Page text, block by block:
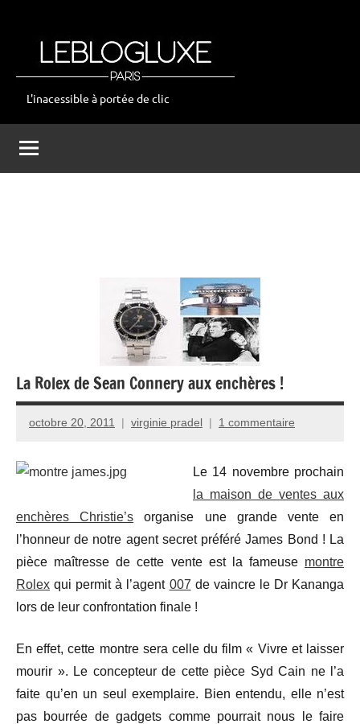
leblogluxe
L'inacessible à portée de clic
La Rolex de Sean Connery aux enchères !
octobre 20, 2011 virginie pradel 1 commentaire
Le 14 novembre prochain
la maison de ventes aux
enchères Christie’s organise une grande vente en
l’honneur de notre agent secret préféré James Bond ! La
pièce maîtresse de cette vente est la fameuse montre
Rolex qui permit à l’agent 007 de vaincre le Dr Kananga
lors de leur confrontation finale !
En effet, cette montre sera celle du film « Vivre et laisser
mourir ». Le concepteur de cette pièce Syd Cain ne l’a
faite qu’en un seul exemplaire. Bien entendu, elle n’est
pas bourrée de gadgets comme pourrait nous le faire